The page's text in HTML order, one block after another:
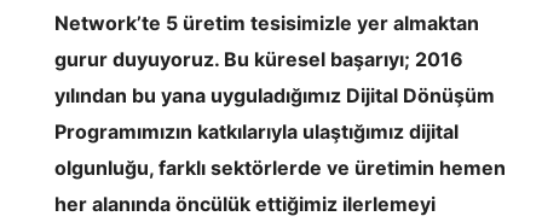
Network’te 5 üretim tesisimizle yer almaktan
gurur duyuyoruz. Bu küresel başarıyı; 2016
yılından bu yana uyguladığımız Dijital Dönüşüm
Programımızın katkılarıyla ulaştığımız dijital
olgunluğu, farklı sektörlerde ve üretimin hemen
her alanında öncülük ettiğimiz ilerlemeyi